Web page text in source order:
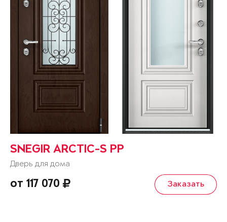
SNEGIR ARCTIC-S PP
Дверь для дома
от 117 070 Заказать